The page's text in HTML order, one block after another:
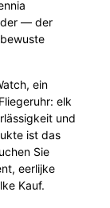
— der
ein
elk
und
ist das
Sie
eerlijke
Kauf.